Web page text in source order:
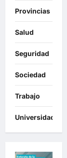
Provincias
Salud
Seguridad
Sociedad
Trabajo
Universidades